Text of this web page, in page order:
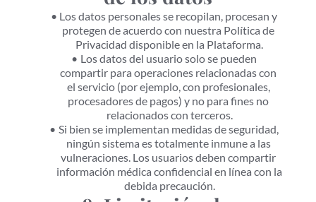
Los datos personales se recopilan, procesan y
protegen de acuerdo con nuestra Política de
Privacidad disponible en la Plataforma.
Los datos del usuario solo se pueden
compartir para operaciones relacionadas con
el servicio (por ejemplo, con profesionales,
procesadores de pagos) y no para fines no
relacionados con terceros.
Si bien se implementan medidas de seguridad,
ningún sistema es totalmente inmune a las
vulneraciones. Los usuarios deben compartir
información médica confidencial en línea con la
debida precaución.